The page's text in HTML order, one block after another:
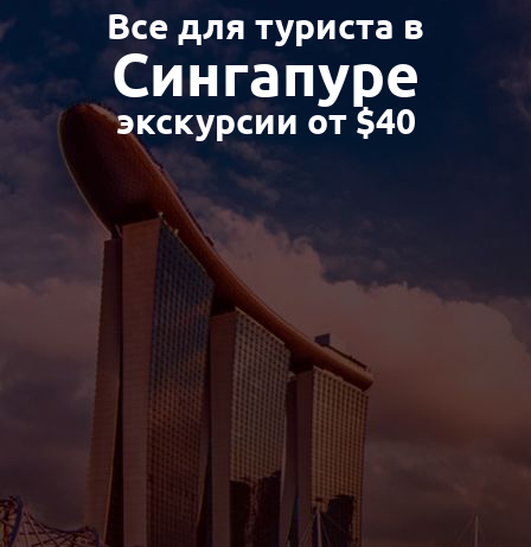
Все для туриста в
Сингапуре
экскурсии от $40